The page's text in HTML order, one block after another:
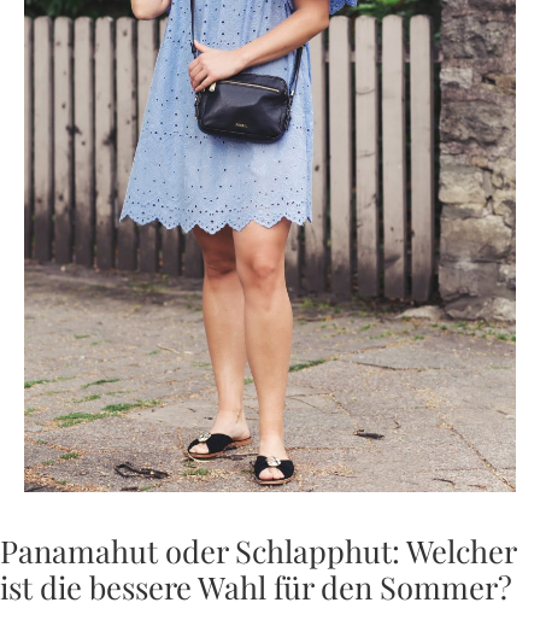
Panamahut oder Schlapphut: Welcher
ist die bessere Wahl für den Sommer?